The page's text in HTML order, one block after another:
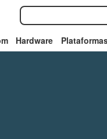
Hardware